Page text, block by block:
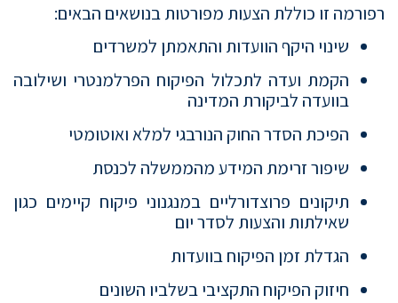
רפורמה זו כוללת הצעות מפורטות בנושאים הבאים:
שינוי היקף הוועדות והתאמתן למשרדים
הקמת ועדה לתכלול הפיקוח הפרלמנטרי ושילובה
בוועדה לביקורת המדינה
הפיכת הסדר החוק הנורבגי למלא ואוטומטי
שיפור זרימת המידע מהממשלה לכנסת
תיקונים פרוצדורליים במנגנוני פיקוח קיימים כגון
שאילתות והצעות לסדר יום
הגדלת זמן הפיקוח בוועדות
חיזוק הפיקוח התקציבי בשלביו השונים